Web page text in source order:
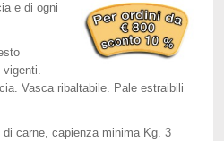
e di ogni
vigenti.
Vasca ribaltabile. Pale estraibili
carne, capienza minima Kg. 3